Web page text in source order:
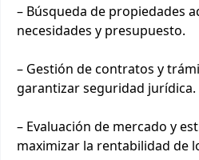
– Búsqueda de propiedades
necesidades y presupuesto.
– Gestión de contratos y
garantizar seguridad jurídica.
– Evaluación de mercado y
maximizar la rentabilidad de